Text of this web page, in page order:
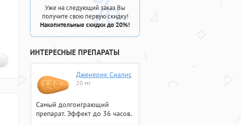
Уже на следующий заказ Вы
получите свою первую скидку!
Накопительные скидки до 20%!
ИНТЕРЕСНЫЕ ПРЕПАРАТЫ
Дженерик Сиалис
20 мг
Самый долгоиграющий
препарат. Эффект до 36 часов.